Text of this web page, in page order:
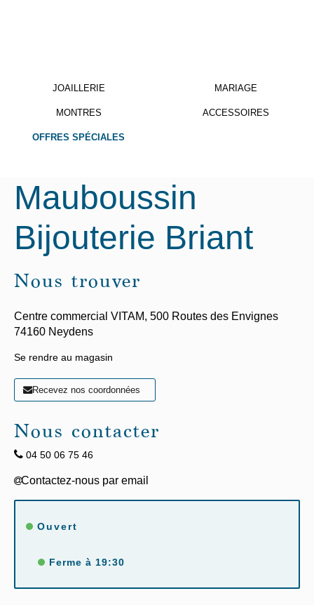
JOAILLERIE MARIAGE
MONTRES ACCESSOIRES
OFFRES SPÉCIALES
Mauboussin
Bijouterie Briant
Nous trouver
Centre commercial VITAM, 500 Routes des Envignes
74160 Neydens
Se rendre au magasin
Recevez nos coordonnées
Nous contacter
04 50 06 75 46
Ouvert
Ferme à 19:30